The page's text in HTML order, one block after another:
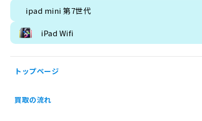
ipad mini 第7世代
iPad Wifi
トップページ
買取の流れ